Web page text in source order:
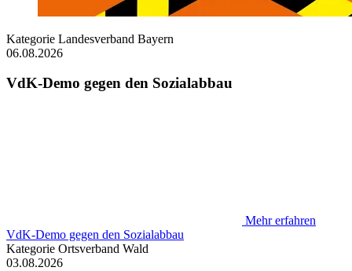
Kategorie Landesverband Bayern
06.08.2026
VdK-Demo gegen den Sozialabbau
Mehr erfahren
VdK-Demo gegen den Sozialabbau
Kategorie Ortsverband Wald
03.08.2026